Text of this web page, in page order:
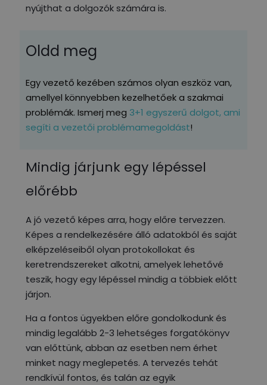
nyújthat a dolgozók számára is.
Oldd meg
Egy vezető kezében számos olyan eszköz van,
amellyel könnyebben kezelhetőek a szakmai
problémák. Ismerj meg 3+1 egyszerű dolgot, ami
segíti a vezetői problémamegoldást!
Mindig járjunk egy lépéssel
előrébb
A jó vezető képes arra, hogy előre tervezzen.
Képes a rendelkezésére álló adatokból és saját
elképzeléseiből olyan protokollokat és
keretrendszereket alkotni, amelyek lehetővé
teszik, hogy egy lépéssel mindig a többiek előtt
járjon.
Ha a fontos ügyekben előre gondolkodunk és
mindig legalább 2-3 lehetséges forgatókönyv
van előttünk, abban az esetben nem érhet
minket nagy meglepetés. A tervezés tehát
rendkívül fontos, és talán az egyik